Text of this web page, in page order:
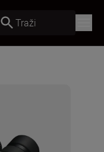
Traži